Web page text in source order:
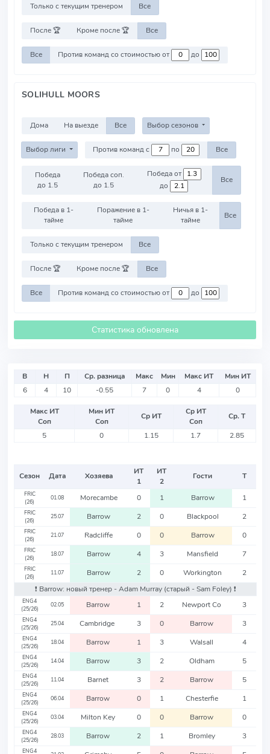
Только с текущим тренером Все
После 🏆 Кроме после 🏆 Все
Все Против команд со стоимостью от до
SOLIHULL MOORS
Дома На выезде Все Выбор сезонов
Выбор лиги Против команд с по Все
Победа
до 1.5
Победа соп.
до 1.5
Победа от
до
Все
Победа в 1-
тайме
Поражение в 1-
тайме
Ничья в 1-
тайме
Все
Только с текущим тренером Все
После 🏆 Кроме после 🏆 Все
Все Против команд со стоимостью от до
Статистика обновлена
В Н П Ср. разница Макс Мин Макс ИТ
Мин ИТ
6
4 10 -0.55 7 0 4 0
Макс ИТ
Соп
Мин ИТ
Соп
Ср ИТ
Ср ИТ
Соп
Ср. Т
5
0 1.15 1.7 2.85
Сезон Дата Хозяева
ИТ
1
ИТ
2
Гости Т
FRIC
(26)
01.08 Morecambe 0 1 Barrow 1
FRIC
(26)
25.07 Barrow 2 0 Blackpool 2
FRIC
(26)
21.07 Radcliffe 0 0 Barrow 0
FRIC
(26)
18.07 Barrow 4 3 Mansfield 7
FRIC
(26)
11.07 Barrow 2 0 Workington
2
❗️ Barrow: новый тренер - Adam Murray (старый - Sam Foley) ❗️
ENG4
(25/26)
02.05 Barrow 1 2 Newport Co 3
ENG4
(25/26)
25.04 Cambridge 3 0 Barrow 3
ENG4
(25/26)
18.04 Barrow 1 3 Walsall 4
ENG4
(25/26)
14.04 Barrow 3 2 Oldham 5
ENG4
(25/26)
11.04 Barnet 3 2 Barrow 5
ENG4
(25/26)
06.04 Barrow 0 1 Chesterfie 1
ENG4
(25/26)
03.04 Milton Key 0 0 Barrow 0
ENG4
(25/26)
28.03 Barrow 2 1 Bromley 3
ENG4